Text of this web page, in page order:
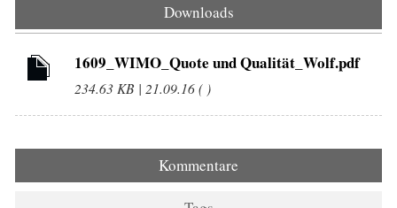
Downloads
1609_WIMO_Quote und Qualität_Wolf.pdf
234.63 KB | 21.09.16 ( )
Kommentare